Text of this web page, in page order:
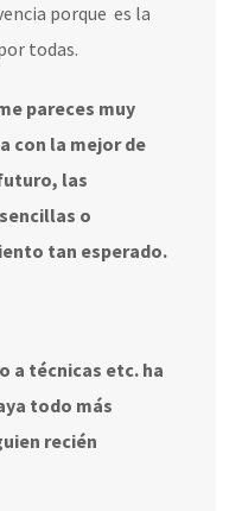
porque es la
todas.
pareces muy
con la mejor de
las
o
tan esperado.
a técnicas etc. ha
todo más
recién